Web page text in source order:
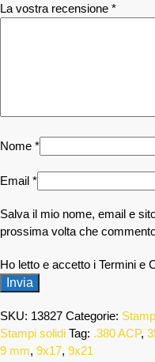
La vostra recensione *
Nome *
Email *
Salva il mio nome, email e
prossima volta che
Ho letto e accetto i Termini e
SKU: 13827 Categorie:
Stampi solidi Tag: .380 ACP,
9 mm, 9x17, 9x21